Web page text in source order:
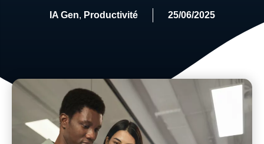
IA Gen, Productivité 25/06/2025